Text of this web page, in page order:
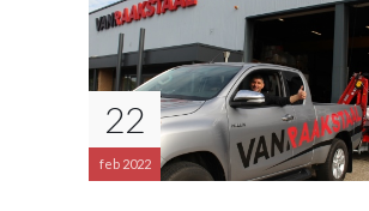
22
feb 2022